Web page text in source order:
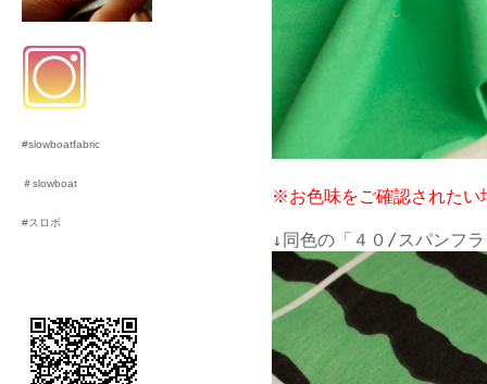
※お色味をご確認されたい
#slowboatfabric
＃slowboat
#スロボ